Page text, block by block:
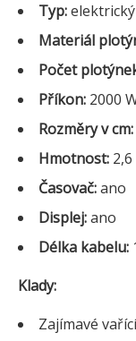
Typ:
Materiál
Počet
Příkon: 2000
Rozměry v cm:
Hmotnost:
Časovač:ano
Displej:ano
Délka kabelu:
Klady:
Zajímavé